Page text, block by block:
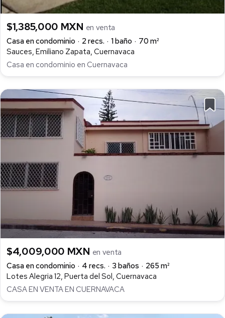
$1,385,000 MXN en venta
Casa en condominio
2 recs. 1 baño
70 m²
Sauces, Emiliano Zapata, Cuernavaca
Casa en condominio en Cuernavaca
$4,009,000 MXN en venta
Casa en condominio
4 recs. 3 baños
265 m²
Lotes Alegria 12, Puerta del Sol, Cuernavaca
CASA EN VENTA EN CUERNAVACA